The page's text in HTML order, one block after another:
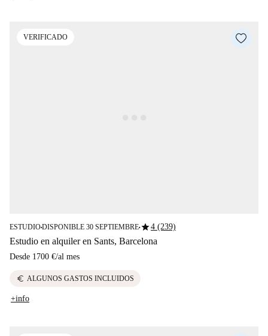
VERIFICADO
ESTUDIO■DISPONIBLE 30 SEPTIEMBRE■star4 (239)
Estudio en alquiler en Sants, Barcelona
Desde 1700 €/al mes
euro ALGUNOS GASTOS INCLUIDOS
+info